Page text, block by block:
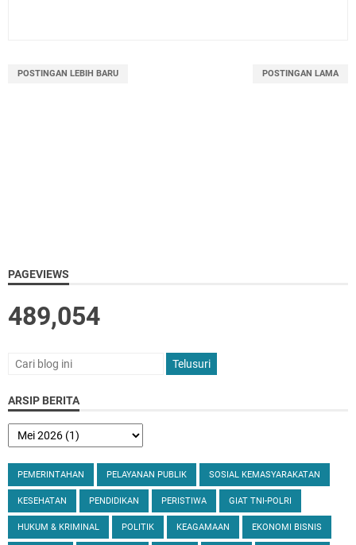
POSTINGAN LEBIH BARU POSTINGAN LAMA
PAGEVIEWS
489,054
ARSIP BERITA
PEMERINTAHAN PELAYANAN PUBLIK SOSIAL KEMASYARAKATAN
KESEHATAN PENDIDIKAN PERISTIWA GIAT TNI-POLRI
HUKUM & KRIMINAL POLITIK KEAGAMAAN EKONOMI BISNIS